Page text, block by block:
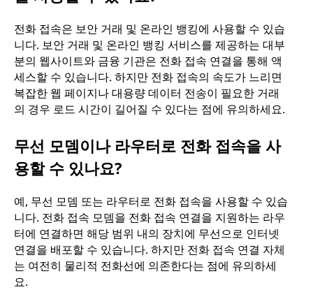
전화 접속은 보안 거래 및 온라인 뱅킹에 사용할 수 있습
니다. 보안 거래 및 온라인 뱅킹 서비스를 제공하는 대부
분의 웹사이트와 금융 기관은 전화 접속 연결을 통해 액
세스할 수 있습니다. 하지만 전화 접속의 속도가 느리면
복잡한 웹 페이지나 대용량 데이터 전송이 필요한 거래
의 경우 로드 시간이 길어질 수 있다는 점에 유의하세요.
무선 모뎀이나 라우터로 전화 접속을 사
용할 수 있나요?
예, 무선 모뎀 또는 라우터로 전화 접속을 사용할 수 있습
니다. 전화 접속 모뎀을 전화 접속 연결을 지원하는 라우
터에 연결하면 해당 범위 내의 장치에 무선으로 인터넷
연결을 배포할 수 있습니다. 하지만 전화 접속 연결 자체
는 여전히 물리적 전화선에 의존한다는 점에 유의하세
요.